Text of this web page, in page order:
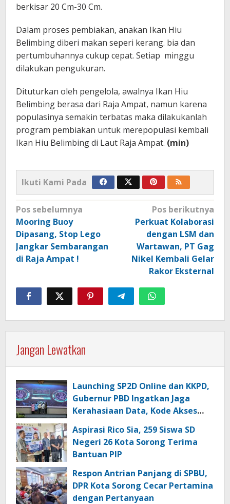
berkisar 20 Cm-30 Cm.
Dalam proses pembiakan, anakan Ikan Hiu
Belimbing diberi makan seperi kerang. bia dan
pertumbuhannya cukup cepat. Setiap minggu
dilakukan pengukuran.
Dituturkan oleh pengelola, awalnya Ikan Hiu
Belimbing berasa dari Raja Ampat, namun karena
populasinya semakin terbatas maka dilakukanlah
program pembiakan untuk merepopulasi kembali
Ikan Hiu Belimbing di Laut Raja Ampat. (min)
Ikuti Kami Pada
Navigasi
pos
Pos sebelumnya
Mooring Buoy
Dipasang, Stop Lego
Jangkar Sembarangan
di Raja Ampat !
Pos berikutnya
Perkuat Kolaborasi
dengan LSM dan
Wartawan, PT Gag
Nikel Kembali Gelar
Rakor Eksternal
Jangan Lewatkan
Launching SP2D Online dan KKPD,
Gubernur PBD Ingatkan Jaga
Kerahasiaan Data, Kode Akses
Aspirasi Rico Sia, 259 Siswa SD
Negeri 26 Kota Sorong Terima
Bantuan PIP
Respon Antrian Panjang di SPBU,
DPR Kota Sorong Cecar Pertamina
dengan Pertanyaan